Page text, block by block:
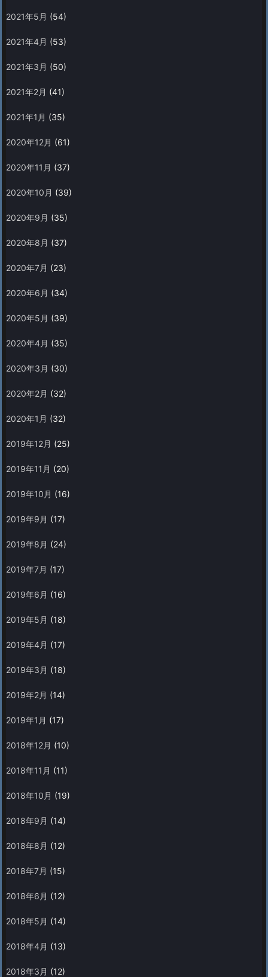
2021年5月 (54)
2021年4月 (53)
2021年3月 (50)
2021年2月 (41)
2021年1月 (35)
2020年12月 (61)
2020年11月 (37)
2020年10月 (39)
2020年9月 (35)
2020年8月 (37)
2020年7月 (23)
2020年6月 (34)
2020年5月 (39)
2020年4月 (35)
2020年3月 (30)
2020年2月 (32)
2020年1月 (32)
2019年12月 (25)
2019年11月 (20)
2019年10月 (16)
2019年9月 (17)
2019年8月 (24)
2019年7月 (17)
2019年6月 (16)
2019年5月 (18)
2019年4月 (17)
2019年3月 (18)
2019年2月 (14)
2019年1月 (17)
2018年12月 (10)
2018年11月 (11)
2018年10月 (19)
2018年9月 (14)
2018年8月 (12)
2018年7月 (15)
2018年6月 (12)
2018年5月 (14)
2018年4月 (13)
2018年3月 (12)